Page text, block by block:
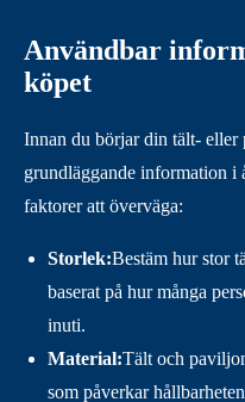
Användbar
köpet
Innan du börjar din tält- eller
grundläggande information i
faktorer att överväga:
Storlek:Bestäm hur stor
baserat på hur många
inuti.
Material:Tält och
som påverkar